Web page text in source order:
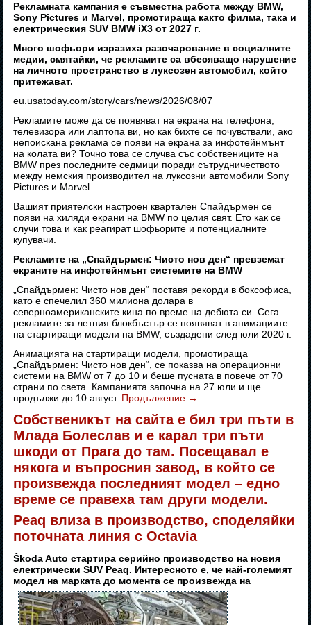
Рекламната кампания е съвместна работа между BMW,
Sony Pictures и Marvel, промотираща както филма, така и
електрическия SUV BMW iX3 от 2027 г.
Много шофьори изразиха разочарование в социалните
медии, смятайки, че рекламите са вбесяващо нарушение
на личното пространство в луксозен автомобил, който
притежават.
eu.usatoday.com/story/cars/news/2026/08/07
Рекламите може да се появяват на екрана на телефона,
телевизора или лаптопа ви, но как бихте се почувствали, ако
непоискана реклама се появи на екрана за инфотейнмънт
на колата ви? Точно това се случва със собствениците на
BMW през последните седмици поради сътрудничеството
между немския производител на луксозни автомобили Sony
Pictures и Marvel.
Вашият приятелски настроен квартален Спайдърмен се
появи на хиляди екрани на BMW по целия свят. Ето как се
случи това и как реагират шофьорите и потенциалните
купувачи.
Рекламите на „Спайдърмен: Чисто нов ден“ превземат
екраните на инфотейнмънт системите на BMW
„Спайдърмен: Чисто нов ден“ поставя рекорди в боксофиса,
като е спечелил 360 милиона долара в
северноамериканските кина по време на дебюта си. Сега
рекламите за летния блокбъстър се появяват в анимациите
на стартиращи модели на BMW, създадени след юли 2020 г.
Анимацията на стартиращи модели, промотираща
„Спайдърмен: Чисто нов ден“, се показва на операционни
системи на BMW от 7 до 10 и беше пусната в повече от 70
страни по света. Кампанията започна на 27 юли и ще
продължи до 10 август. Продължение →
Собственикът на сайта е бил три пъти в
Млада Болеслав и е карал три пъти
шкоди от Прага до там. Посещавал е
някога и въпросния завод, в който се
произвежда последният модел – едно
време се правеха там други модели.
Peaq влиза в производство, споделяйки
поточната линия с Octavia
Škoda Auto стартира серийно производство на новия
електрически SUV Peaq. Интересното е, че най-големият
модел на марката до момента се произвежда на